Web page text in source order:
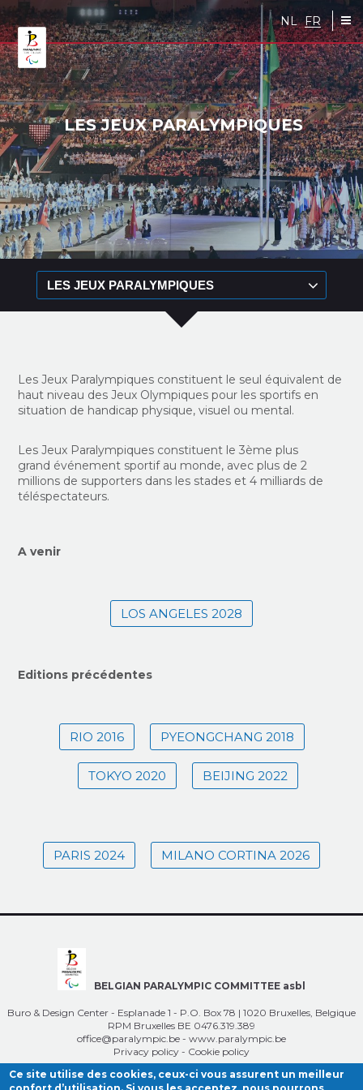
Skip to main content
NL FR
LES JEUX PARALYMPIQUES
Les Jeux Paralympiques constituent le seul équivalent de
haut niveau des Jeux Olympiques pour les sportifs en
situation de handicap physique, visuel ou mental.
Les Jeux Paralympiques constituent le 3ème plus
grand événement sportif au monde, avec plus de 2
millions de supporters dans les stades et 4 milliards de
téléspectateurs.
A venir
LOS ANGELES 2028
Editions précédentes
RIO 2016 PYEONGCHANG 2018
TOKYO 2020 BEIJING 2022
PARIS 2024 MILANO CORTINA 2026
BELGIAN PARALYMPIC COMMITTEE asbl
Buro & Design Center - Esplanade 1 - P.O. Box 78 | 1020 Bruxelles, Belgique
RPM Bruxelles BE 0476.319.389
office@paralympic.be - www.paralympic.be
Privacy policy - Cookie policy
Ce site utilise des cookies, ceux-ci vous assurent un meilleur